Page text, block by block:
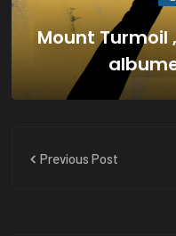
Mount Turmoil
Previous Post